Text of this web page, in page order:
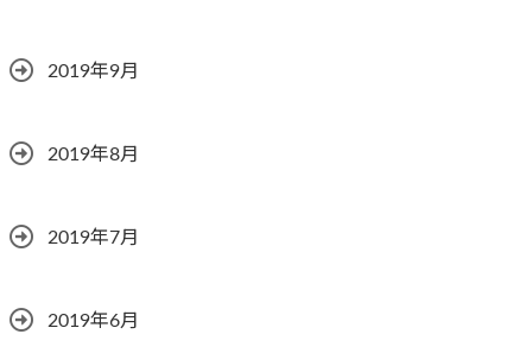
2019年9月
2019年8月
2019年7月
2019年6月